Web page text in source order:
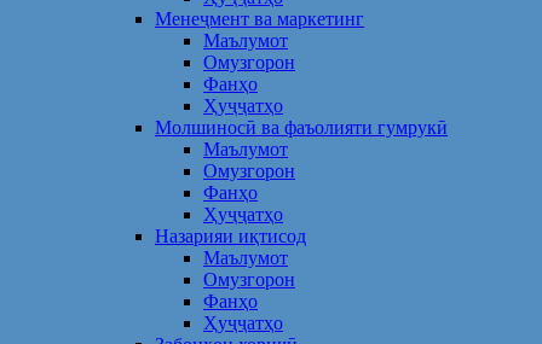
Менеҷмент ва маркетинг
Маълумот
Омузгорон
Фанҳо
Ҳуҷҷатҳо
Молшиносӣ ва фаъолияти гумрукӣ
Маълумот
Омузгорон
Фанҳо
Ҳуҷҷатҳо
Назарияи иқтисод
Маълумот
Омузгорон
Фанҳо
Ҳуҷҷатҳо